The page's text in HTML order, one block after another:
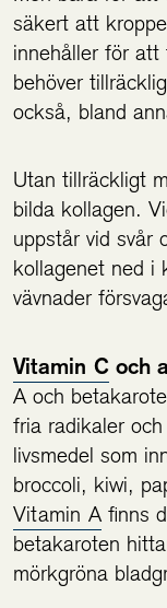
säkert att
innehåller för
behöver
också, bland
Utan tillräckligt
bilda kollagen.
uppstår vid svår
kollagenet ned i
vävnader
Vitamin Coch
A och
fria radikaler
livsmedel som
broccoli, kiwi,
Vitamin Afinns
betakaroten
mörkgröna